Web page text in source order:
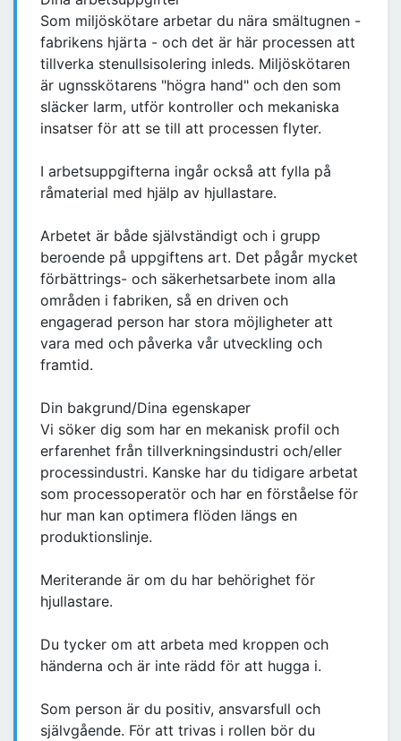
Som miljöskötare arbetar du nära smältugnen -
fabrikens hjärta - och det är här processen att
tillverka stenullsisolering inleds. Miljöskötaren
är ugnsskötarens "högra hand" och den som
släcker larm, utför kontroller och mekaniska
insatser för att se till att processen flyter.
I arbetsuppgifterna ingår också att fylla på
råmaterial med hjälp av hjullastare.
Arbetet är både självständigt och i grupp
beroende på uppgiftens art. Det pågår mycket
förbättrings- och säkerhetsarbete inom alla
områden i fabriken, så en driven och
engagerad person har stora möjligheter att
vara med och påverka vår utveckling och
framtid.
Din bakgrund/Dina egenskaper
Vi söker dig som har en mekanisk profil och
erfarenhet från tillverkningsindustri och/eller
processindustri. Kanske har du tidigare arbetat
som processoperatör och har en förståelse för
hur man kan optimera flöden längs en
produktionslinje.
Meriterande är om du har behörighet för
hjullastare.
Du tycker om att arbeta med kroppen och
händerna och är inte rädd för att hugga i.
Som person är du positiv, ansvarsfull och
självgående. För att trivas i rollen bör du